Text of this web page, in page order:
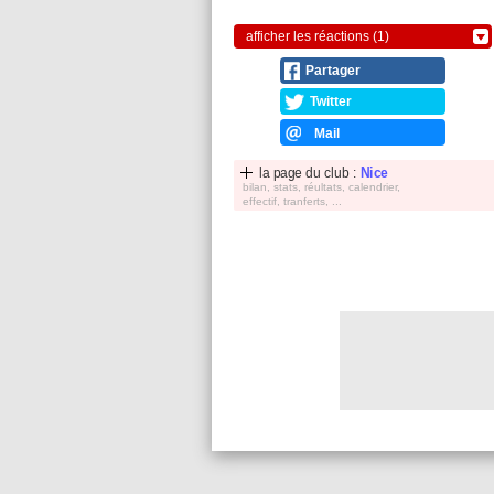
afficher les réactions (1)
Partager
Twitter
Mail
la page du club : Nice
bilan, stats, réultats, calendrier,
effectif, tranferts, ...